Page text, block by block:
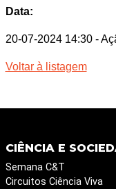
Data:
20-07-2024 14:30 -
Voltar à listagem
CIÊNCIA E
Semana C&T
Circuitos Ciência Viva